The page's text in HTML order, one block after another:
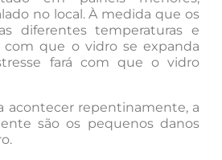
no local. À medida que os
diferentes temperaturas e
com que o vidro se expanda
fará com que o vidro
acontecer repentinamente, a
são os pequenos danos